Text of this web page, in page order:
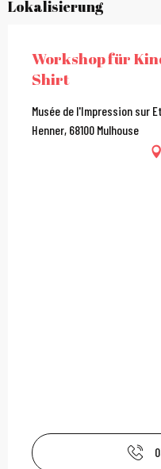
Lokalisierung
Workshop für
Shirt
Musée de l'Impression sur
Henner, 68100 Mulhouse